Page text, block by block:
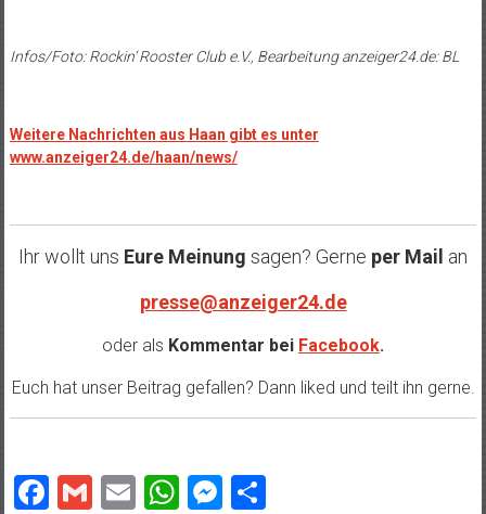
Infos/Foto: Rockin‘ Rooster Club e.V., Bearbeitung anzeiger24.de: BL
Weitere Nachrichten aus Haan gibt es unter
www.anzeiger24.de/haan/news/
Ihr wollt uns Eure Meinung sagen? Gerne per Mail an
presse@anzeiger24.de
oder als Kommentar bei Facebook.
Euch hat unser Beitrag gefallen? Dann liked und teilt ihn gerne.
Facebook
Gmail
EmailWhatsApp
Messenger
Teilen